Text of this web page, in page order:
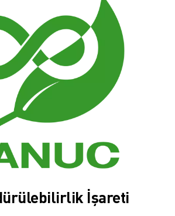
OLMA MALIYETI
MAKINELERI
IÇIN AKILLI FABRIKA ÇÖZÜMLERI
İşareti